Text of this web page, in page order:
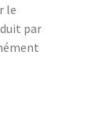
le
par